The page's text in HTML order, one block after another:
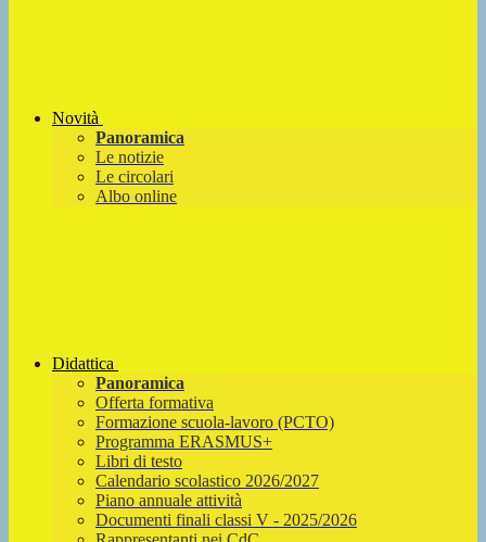
Novità
Panoramica
Le notizie
Le circolari
Albo online
Didattica
Panoramica
Offerta formativa
Formazione scuola-lavoro (PCTO)
Programma ERASMUS+
Libri di testo
Calendario scolastico 2026/2027
Piano annuale attività
Documenti finali classi V - 2025/2026